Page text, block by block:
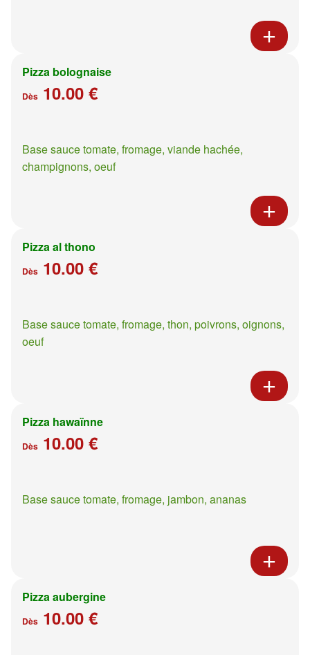
Pizza bolognaise
Dès 10.00 €
Base sauce tomate, fromage, viande hachée,
champignons, oeuf
Pizza al thono
Dès 10.00 €
Base sauce tomate, fromage, thon, poivrons, oignons,
oeuf
Pizza hawaïnne
Dès 10.00 €
Base sauce tomate, fromage, jambon, ananas
Pizza aubergine
Dès 10.00 €